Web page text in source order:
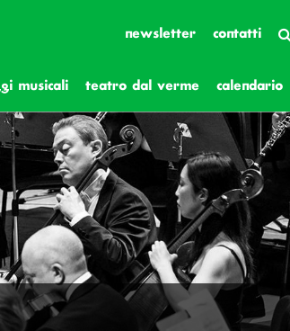
newsletter contatti
musicali teatro dal verme calendario